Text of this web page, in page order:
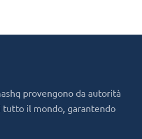
provengono da autorità
il mondo, garantendo